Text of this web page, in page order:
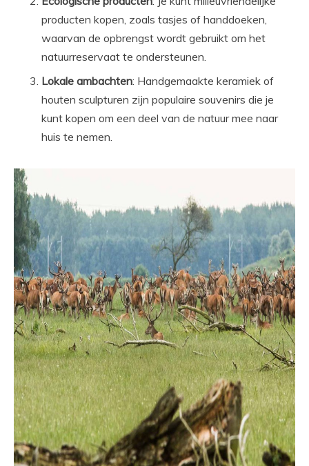
producten kopen, zoals tasjes of handdoeken,
waarvan de opbrengst wordt gebruikt om het
natuurreservaat te ondersteunen.
Lokale ambachten: Handgemaakte keramiek of
houten sculpturen zijn populaire souvenirs die je
kunt kopen om een deel van de natuur mee naar
huis te nemen.